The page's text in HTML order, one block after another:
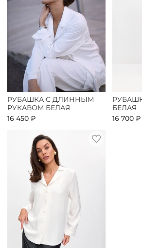
РУБАШКА С ДЛИННЫМ
РУКАВОМ БЕЛАЯ
16 450 ₽
БЕЛАЯ
16 700 ₽